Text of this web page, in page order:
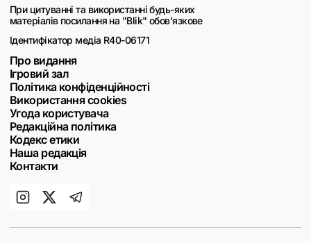
При цитуванні та використанні будь-яких
матеріалів посилання на "Blik" обов'язкове
Ідентифікатор медіа R40-06171
Про видання
Ігровий зал
Політика конфіденційності
Використання cookies
Угода користувача
Редакційна політика
Кодекс етики
Наша редакція
Контакти